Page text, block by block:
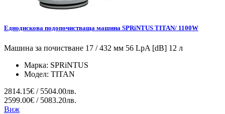
Еднодискова подопочистваща машина SPRiNTUS TITAN/ 1100W
Машина за почистване 17 / 432 мм 56 LpA [dB] 12 л
Марка: SPRiNTUS
Модел: TITAN
2814.15€ / 5504.00лв.
2599.00€ / 5083.20лв.
Виж